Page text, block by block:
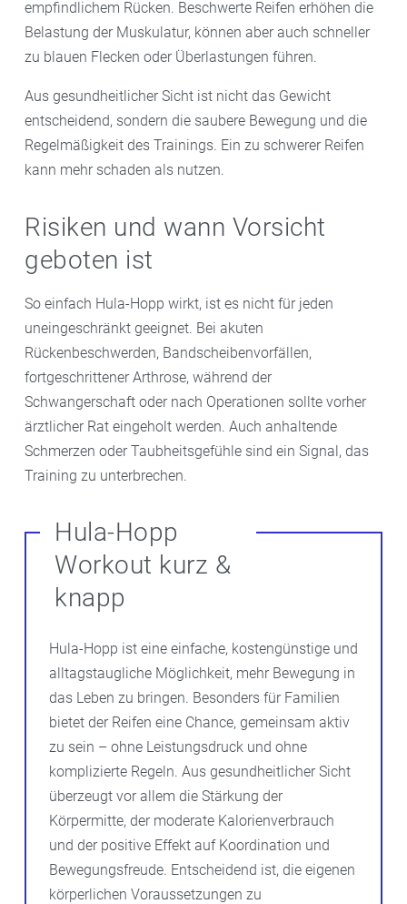
empfindlichem Rücken. Beschwerte Reifen erhöhen die
Belastung der Muskulatur, können aber auch schneller
zu blauen Flecken oder Überlastungen führen.
Aus gesundheitlicher Sicht ist nicht das Gewicht
entscheidend, sondern die saubere Bewegung und die
Regelmäßigkeit des Trainings. Ein zu schwerer Reifen
kann mehr schaden als nutzen.
Risiken und wann Vorsicht
geboten ist
So einfach Hula-Hopp wirkt, ist es nicht für jeden
uneingeschränkt geeignet. Bei akuten
Rückenbeschwerden, Bandscheibenvorfällen,
fortgeschrittener Arthrose, während der
Schwangerschaft oder nach Operationen sollte vorher
ärztlicher Rat eingeholt werden. Auch anhaltende
Schmerzen oder Taubheitsgefühle sind ein Signal, das
Training zu unterbrechen.
Hula-Hopp
Workout kurz &
knapp
Hula-Hopp ist eine einfache, kostengünstige und
alltagstaugliche Möglichkeit, mehr Bewegung in
das Leben zu bringen. Besonders für Familien
bietet der Reifen eine Chance, gemeinsam aktiv
zu sein – ohne Leistungsdruck und ohne
komplizierte Regeln. Aus gesundheitlicher Sicht
überzeugt vor allem die Stärkung der
Körpermitte, der moderate Kalorienverbrauch
und der positive Effekt auf Koordination und
Bewegungsfreude. Entscheidend ist, die eigenen
körperlichen Voraussetzungen zu